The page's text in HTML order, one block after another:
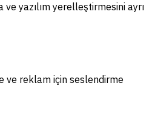
yazılım yerelleştirmesini ayrı
ve reklam için seslendirme